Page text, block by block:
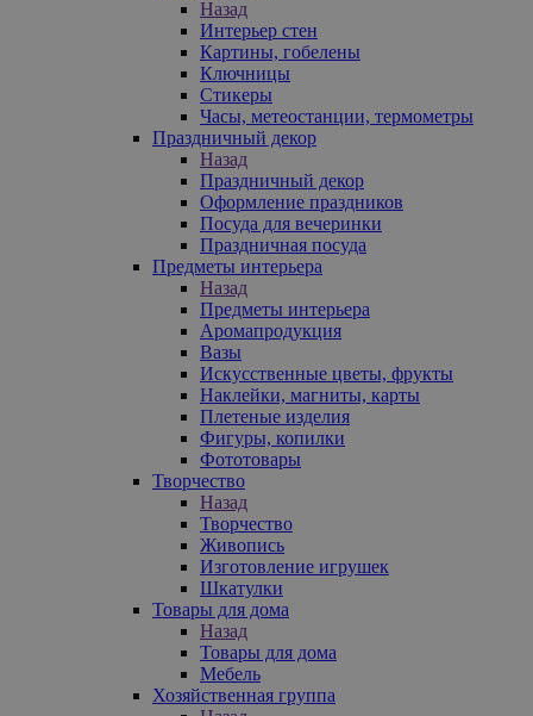
Назад
Интерьер стен
Картины, гобелены
Ключницы
Стикеры
Часы, метеостанции, термометры
Праздничный декор
Назад
Праздничный декор
Оформление праздников
Посуда для вечеринки
Праздничная посуда
Предметы интерьера
Назад
Предметы интерьера
Аромапродукция
Вазы
Искусственные цветы, фрукты
Наклейки, магниты, карты
Плетеные изделия
Фигуры, копилки
Фототовары
Творчество
Назад
Творчество
Живопись
Изготовление игрушек
Шкатулки
Товары для дома
Назад
Товары для дома
Мебель
Хозяйственная группа